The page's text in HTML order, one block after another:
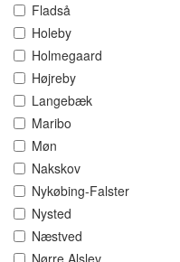
Fladså
Holeby
Holmegaard
Højreby
Langebæk
Maribo
Møn
Nakskov
Nykøbing-Falster
Nysted
Næstved